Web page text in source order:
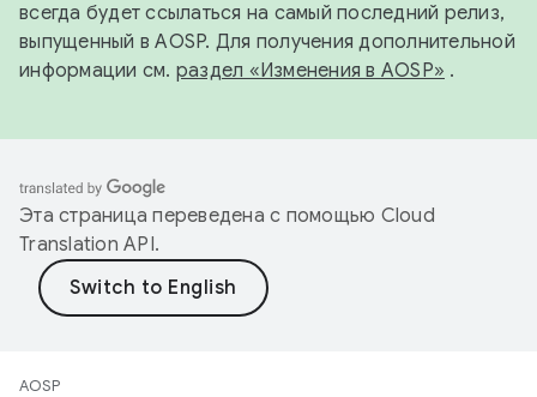
всегда будет ссылаться на самый последний релиз,
выпущенный в AOSP. Для получения дополнительной
информации см. раздел «Изменения в AOSP» .
Эта страница переведена с помощью Cloud
Translation API.
AOSP